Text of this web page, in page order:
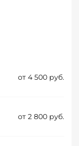
от 4 500 руб.
от 2 800 руб.